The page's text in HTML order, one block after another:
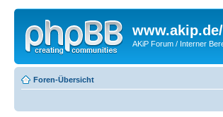
AKiP Forum / Interner
Foren-Übersicht